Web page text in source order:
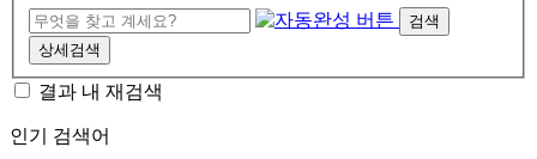
검색
상세검색
결과 내 재검색
인기 검색어